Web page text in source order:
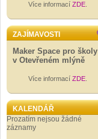
Více informací ZDE
ZAJÍMAVOSTI
Maker Space pro školy
v Otevřeném mlýně
Více informací ZDE
KALENDÁŘ
Prozatím nejsou žádné
záznamy